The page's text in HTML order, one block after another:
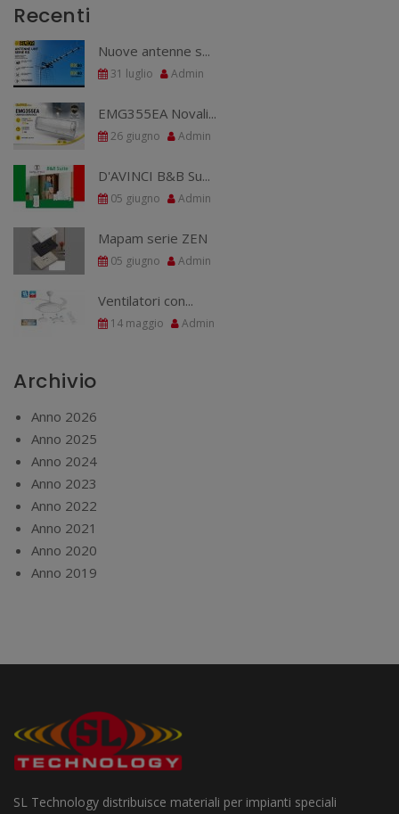
Recenti
Nuove antenne s...
31 luglio Admin
EMG355EA Novali...
26 giugno Admin
D'AVINCI B&B Su...
05 giugno Admin
Mapam serie ZEN
05 giugno Admin
Ventilatori con...
14 maggio Admin
Archivio
Anno 2026
Anno 2025
Anno 2024
Anno 2023
Anno 2022
Anno 2021
Anno 2020
Anno 2019
SL Technology distribuisce materiali per impianti speciali